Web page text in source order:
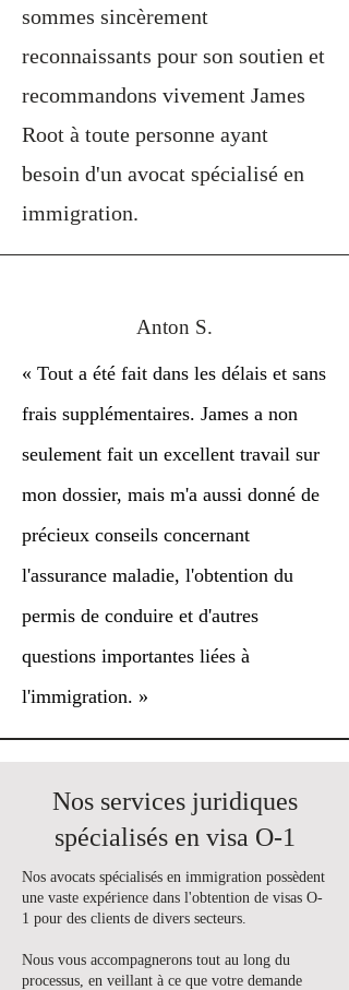
sommes sincèrement
reconnaissants pour son soutien et
recommandons vivement James
Root à toute personne ayant
besoin d'un avocat spécialisé en
immigration.
Anton S.
« Tout a été fait dans les délais et sans
frais supplémentaires. James a non
seulement fait un excellent travail sur
mon dossier, mais m'a aussi donné de
précieux conseils concernant
l'assurance maladie, l'obtention du
permis de conduire et d'autres
questions importantes liées à
l'immigration. »
Nos services juridiques
spécialisés en visa O-1
Nos avocats spécialisés en immigration possèdent
une vaste expérience dans l'obtention de visas O-
1 pour des clients de divers secteurs.
Nous vous accompagnerons tout au long du
processus, en veillant à ce que votre demande